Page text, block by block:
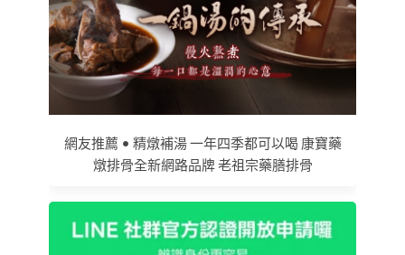
網友推薦 • 精燉補湯 一年四季都可以喝 康寶藥
燉排骨全新網路品牌 老祖宗藥膳排骨